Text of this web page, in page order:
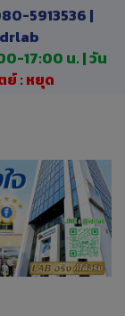
5913536 |
17:00 น. | วัน
ย์ : หยุด